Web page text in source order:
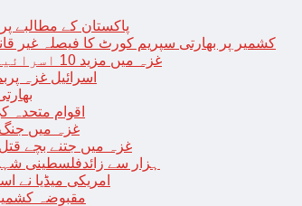
پاکستان کے مطالبے
کشمیر پر بھارتی سپریم کورٹ کا فیصلہ غیر
غزہ میں مزید 10 اسرائیلی فوجی ہلاک؛ 2 یرغمالی فوجیوں کی لاشیں بھی برآمد
اسرائیل غزہ
اقوام
غزہ میں
غزہ میں جتنے بچے قتل ہوئے اُتنےعراق
18 ہزار سے زائدفلسطینی
امریکی میڈیا نے
مقبوضہ